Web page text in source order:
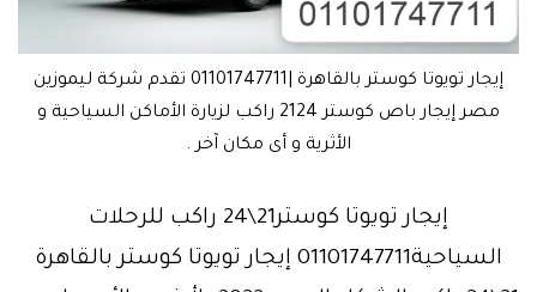
إيجار تويوتا كوستر بالقاهرة |01101747711 تقدم شركة ليموزين
مصر إيجار باص كوستر 2124 راكب لزيارة الأماكن السياحية و
الأثرية و أى مكان آخر .
إيجار تويوتا كوستر21\24 راكب للرحلات
السياحية01101747711 إيجار تويوتا كوستر بالقاهرة